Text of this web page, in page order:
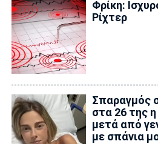
Φρίκη:
Ρίχτερ
Σπαραγμός
στα 26 της
μετά από
με σπάνια